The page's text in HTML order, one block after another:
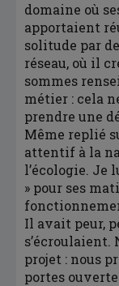
domaine où
apportaient
solitude par
réseau, où il
sommes
métier : cela
prendre une
Même replié
attentif à la
l’écologie. Je
» pour ses
Il avait peur,
s’écroulaient.
projet : nous
portes